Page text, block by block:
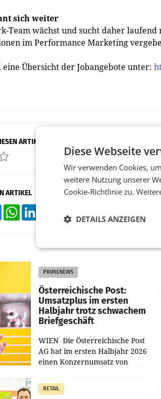
sich weiter
Team wächst und sucht daher
im Performance Marketing
Übersicht der Jobangebote unter:
ARTIKEL
ARTIKEL
MessengerWhatsApp
PRIMENEWS
Österreichische Post:
Umsatzplus im ersten
Halbjahr trotz schwachem
Briefgeschäft
WIEN Die Österreichische Post
AG hat im ersten Halbjahr 2026
einen Konzernumsatz von
erwirtschaftet, was einem Plus
von 3,8 Prozent gegenüber
RETAIL
Diese Webseite
Wir verwenden Cookies,
weitere Nutzung unserer
Cookie-Richtlinie zu.
DETAILS ANZEIGEN